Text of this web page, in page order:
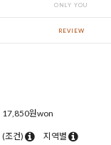
ONLY YOU
REVIEW
17,850원won
(조건) 지역별